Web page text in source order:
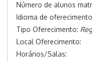
Número de alunos
Idioma de
Tipo Oferecimento:
Local Oferecimento:
Horários/Salas: